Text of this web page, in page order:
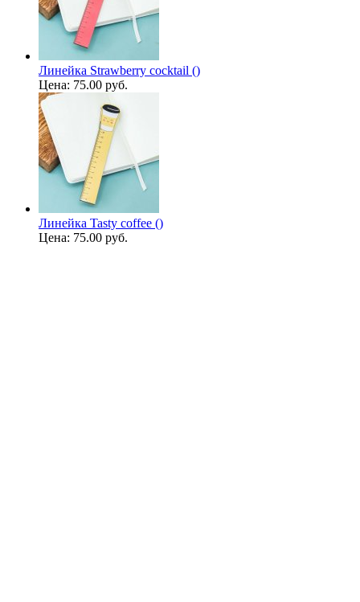
Линейка Strawberry cocktail ()
Цена: 75.00 руб.
Линейка Tasty coffee ()
Цена: 75.00 руб.